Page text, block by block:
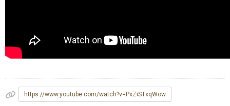
https://www.youtube.com/watch?v=PxZiSTxqWow